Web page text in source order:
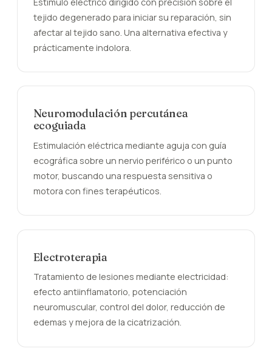
tejido degenerado para iniciar su reparación, sin
afectar al tejido sano. Una alternativa efectiva y
prácticamente indolora.
Neuromodulación percutánea
ecoguiada
Estimulación eléctrica mediante aguja con guía
ecográfica sobre un nervio periférico o un punto
motor, buscando una respuesta sensitiva o
motora con fines terapéuticos.
Electroterapia
Tratamiento de lesiones mediante electricidad:
efecto antiinflamatorio, potenciación
neuromuscular, control del dolor, reducción de
edemas y mejora de la cicatrización.